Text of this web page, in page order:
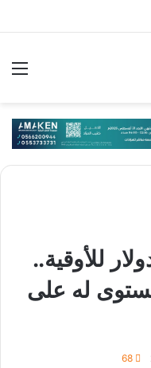
الى 3035.12 دولار للأوقية..
له على
68